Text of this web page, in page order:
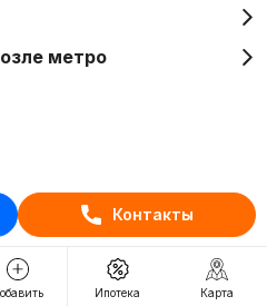
Контакты
Ипотека Карта
метро